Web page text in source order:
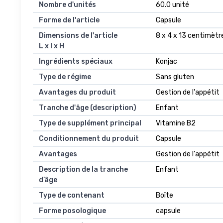
Nombre d'unités
60.0 unité
Forme de l'article
Capsule
Dimensions de l'article
L x l x H
8 x 4 x 13
Ingrédients spéciaux
Konjac
Type de régime
Sans gluten
Avantages du produit
Gestion de l'appétit
Tranche d'âge (description)
Enfant
Type de supplément principal
Vitamine B2
Conditionnement du produit
Capsule
Avantages
Gestion de l'appétit
Description de la tranche
d’âge
Enfant
Type de contenant
Boîte
Forme posologique
capsule